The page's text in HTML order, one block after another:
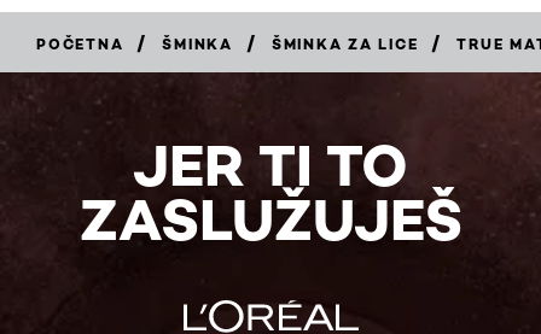
POČETNA / ŠMINKA / ŠMINKA ZA LICE / TRUE
JER TI TO
ZASLUŽUJEŠ